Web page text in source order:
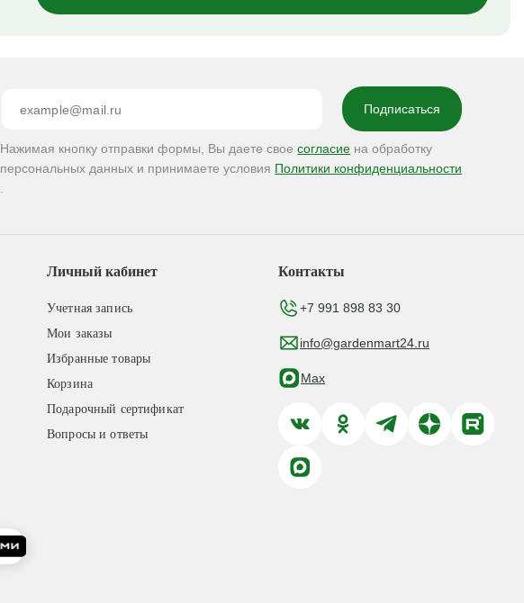
Нажимая кнопку отправки формы, Вы даете своесогласие на обработку
персональных данных и принимаете условия Политики конфиденциальности
Личный кабинет
Учетная запись
Мои заказы
Избранные товары
Корзина
Подарочный сертификат
Вопросы и ответы
Контакты
+7 991 898 83 30
info@gardenmart24.ru
Max